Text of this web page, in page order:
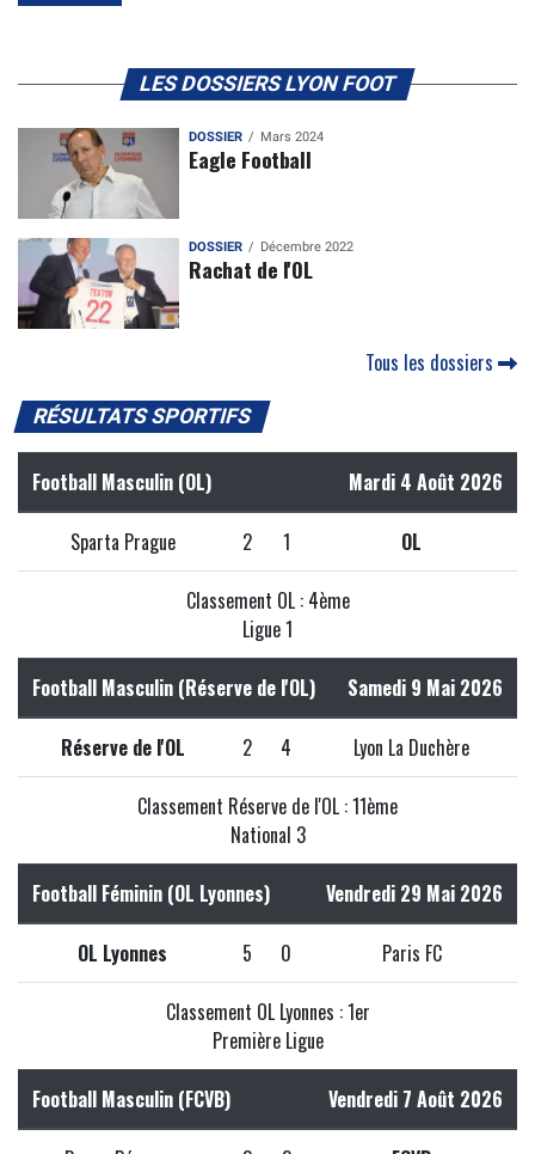
LES DOSSIERS LYON FOOT
DOSSIER Mars 2024
Eagle Football
DOSSIER Décembre 2022
Rachat de l'OL
Tous les dossiers
RÉSULTATS SPORTIFS
Football Masculin (OL) Mardi 4 Août 2026
Sparta Prague 2 1 OL
Classement OL : 4ème
Ligue 1
Football Masculin (Réserve de l'OL) Samedi 9 Mai 2026
Réserve de l'OL 2 4 Lyon La Duchère
Classement Réserve de l'OL : 11ème
National 3
Football Féminin (OL Lyonnes) Vendredi 29 Mai 2026
OL Lyonnes 5 0 Paris FC
Classement OL Lyonnes : 1er
Première Ligue
Football Masculin (FCVB) Vendredi 7 Août 2026